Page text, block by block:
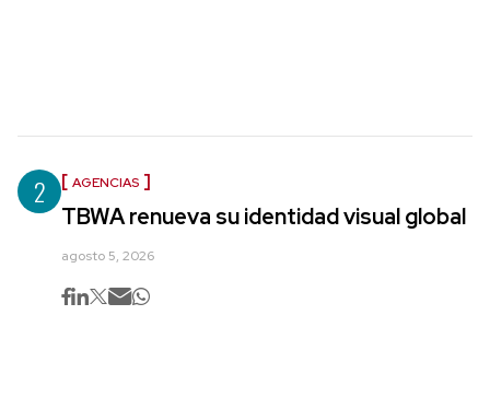
2 AGENCIAS
TBWA renueva su identidad visual global
agosto 5, 2026